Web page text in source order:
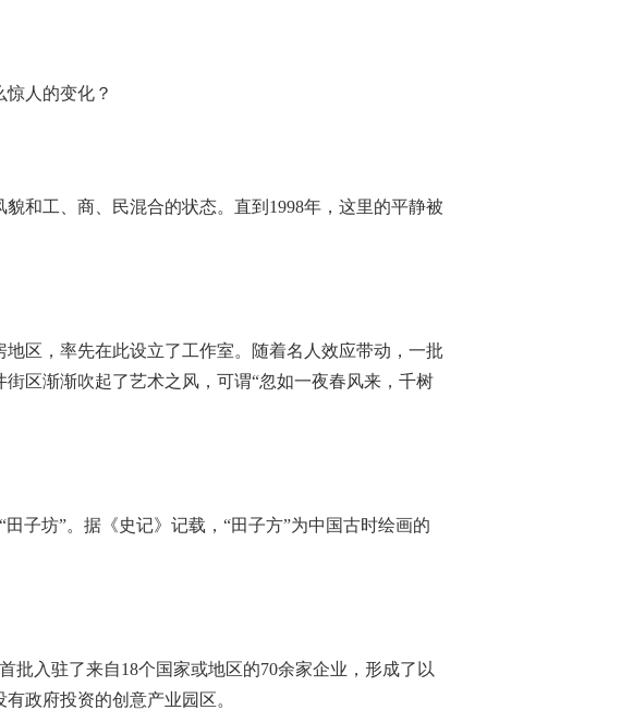
人的变化？
工、商、民混合的状态。直到1998年，这里的平静被
，率先在此设立了工作室。随着名人效应带动，一批
区渐渐吹起了艺术之风，可谓“忽如一夜春风来，千树
坊”。据《史记》记载，“田子方”为中国古时绘画的
入驻了来自18个国家或地区的70余家企业，形成了以
政府投资的创意产业园区。